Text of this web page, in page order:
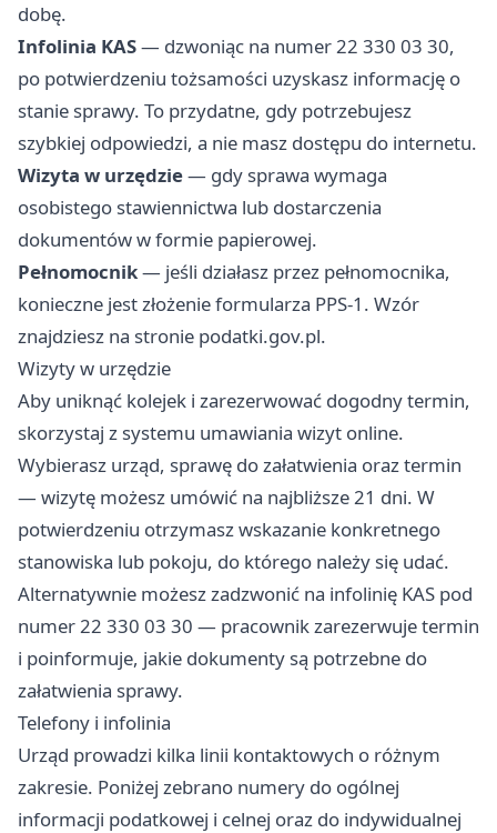
dobę.
Infolinia KAS— dzwoniąc na numer 22 330 03 30,
po potwierdzeniu tożsamości uzyskasz informację o
stanie sprawy. To przydatne, gdy potrzebujesz
szybkiej odpowiedzi, a nie masz dostępu do internetu.
Wizyta w urzędzie— gdy sprawa wymaga
osobistego stawiennictwa lub dostarczenia
dokumentów w formie papierowej.
Pełnomocnik— jeśli działasz przez pełnomocnika,
konieczne jest złożenie formularza PPS-1. Wzór
znajdziesz na stronie podatki.gov.pl.
Wizyty w urzędzie
Aby uniknąć kolejek i zarezerwować dogodny termin,
skorzystaj z systemu umawiania wizyt online.
Wybierasz urząd, sprawę do załatwienia oraz termin
— wizytę możesz umówić na najbliższe 21 dni. W
potwierdzeniu otrzymasz wskazanie konkretnego
stanowiska lub pokoju, do którego należy się udać.
Alternatywnie możesz zadzwonić na infolinię KAS pod
numer 22 330 03 30 — pracownik zarezerwuje termin
i poinformuje, jakie dokumenty są potrzebne do
załatwienia sprawy.
Telefony i infolinia
Urząd prowadzi kilka linii kontaktowych o różnym
zakresie. Poniżej zebrano numery do ogólnej
informacji podatkowej i celnej oraz do indywidualnej